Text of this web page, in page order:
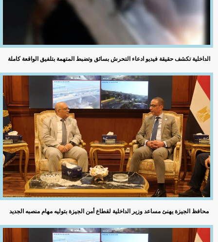
الداخلية تكشف حقيقة فيديو ادعاء التحرش بسائق وتضبط المتهمة بتلفيق الواقعة كاملة
محافظ الجيزة يهنئ مساعد وزير الداخلية لقطاع أمن الجيزة بتوليه مهام منصبه الجديد